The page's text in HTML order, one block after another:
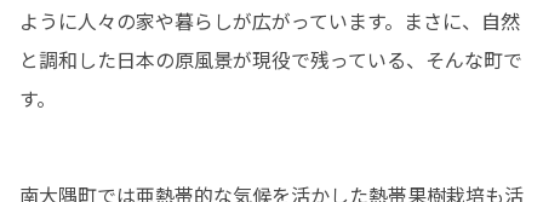
ように人々の家や暮らしが広がっています。まさに、自然
と調和した日本の原風景が現役で残っている、そんな町で
す。
南大隅町では亜熱帯的な気候を活かした熱帯果樹栽培も活